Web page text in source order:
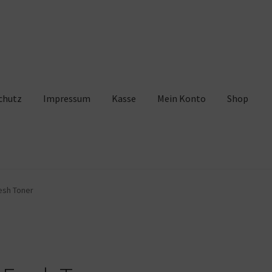
Impressum Kasse Mein Konto Shop
Toner